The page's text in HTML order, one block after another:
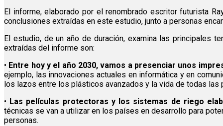
El informe, elaborado por el renombrado escritor futurista
conclusiones extraídas en este estudio, junto a personas
El estudio, de un año de duración, examina las principales
extraídas del informe son:
• Entre hoy y el año 2030, vamos a presenciar unos
ejemplo, las innovaciones actuales en informática y en
los lazos entre los plásticos avanzados y la vida de todas las
• Las películas protectoras y los sistemas de riego
técnicas se van a utilizar en los países en desarrollo para
personas.